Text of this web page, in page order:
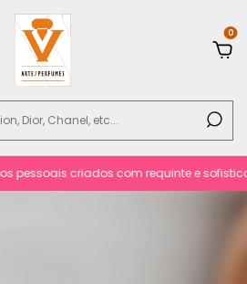
0
criados com requinte e